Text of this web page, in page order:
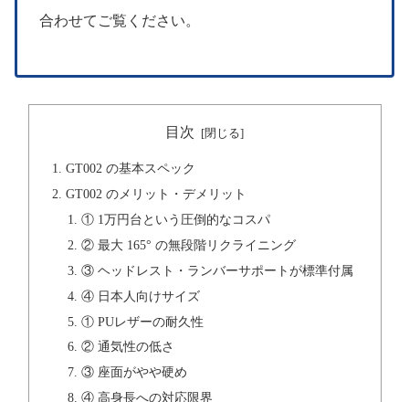
合わせてご覧ください。
目次
GT002 の基本スペック
GT002 のメリット・デメリット
① 1万円台という圧倒的なコスパ
② 最大 165° の無段階リクライニング
③ ヘッドレスト・ランバーサポートが標準付属
④ 日本人向けサイズ
① PUレザーの耐久性
② 通気性の低さ
③ 座面がやや硬め
④ 高身長への対応限界